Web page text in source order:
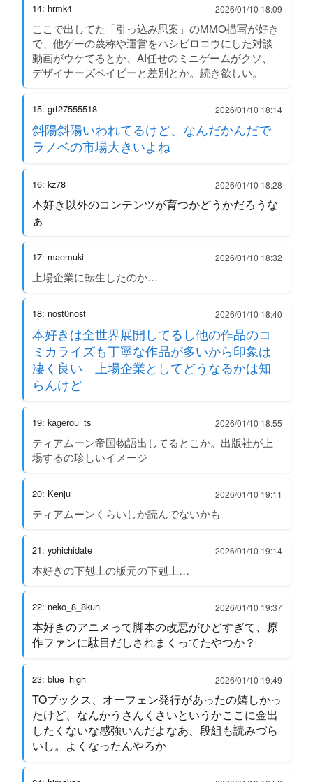
14: hrmk4 2026/01/10 18:09
ここで出してた「引っ込み思案」のMMO描写が好き
で、他ゲーの蔑称や運営をハシビロコウにした対談
動画がウケてるとか、AI任せのミニゲームがクソ、
デザイナーズベイビーと差別とか。続き欲しい。
15: grt27555518 2026/01/10 18:14
斜陽斜陽いわれてるけど、なんだかんだで
ラノベの市場大きいよね
16: kz78 2026/01/10 18:28
本好き以外のコンテンツが育つかどうかだろうな
ぁ
17: maemuki 2026/01/10 18:32
上場企業に転生したのか…
18: nost0nost 2026/01/10 18:40
本好きは全世界展開してるし他の作品のコ
ミカライズも丁寧な作品が多いから印象は
凄く良い 上場企業としてどうなるかは知
らんけど
19: kagerou_ts 2026/01/10 18:55
ティアムーン帝国物語出してるとこか。出版社が上
場するの珍しいイメージ
20: Kenju 2026/01/10 19:11
ティアムーンくらいしか読んでないかも
21: yohichidate 2026/01/10 19:14
本好きの下剋上の版元の下剋上…
22: neko_8_8kun 2026/01/10 19:37
本好きのアニメって脚本の改悪がひどすぎて、原
作ファンに駄目だしされまくってたやつか？
23: blue_high 2026/01/10 19:49
TOブックス、オーフェン発行があったの嬉しかっ
たけど、なんかうさんくさいというかここに金出
したくないな感強いんだよなあ、段組も読みづら
いし。よくなったんやろか